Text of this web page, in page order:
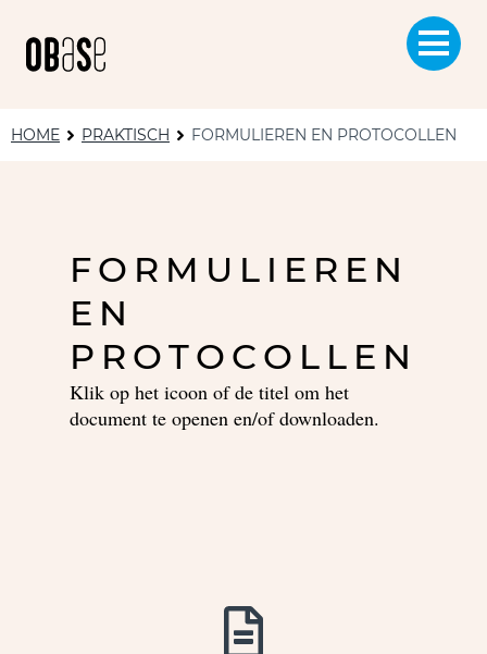
HOME PRAKTISCH FORMULIEREN EN PROTOCOLLEN
FORMULIEREN
EN
PROTOCOLLEN
Klik op het icoon of de titel om het
document te openen en/of downloaden.